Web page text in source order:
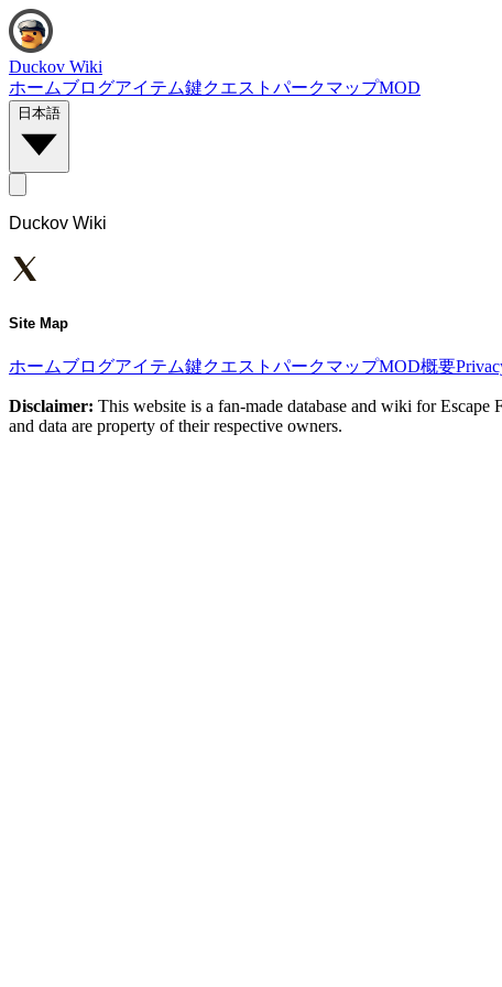
Duckov Wiki
ホームブログアイテム鍵クエスト パークマップMOD
日本語
Duckov Wiki
Site Map
ホームブログアイテム鍵クエスト パークマップMOD概要
Disclaimer: This website is a fan-made database and wiki for
and data are property of their respective owners.